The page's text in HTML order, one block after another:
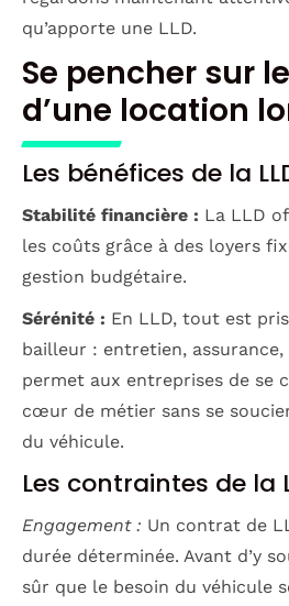
qu’apporte une LLD.
Se pencher sur
d’une location
Les bénéfices de la
Stabilité financière : La LLD
les coûts grâce à des loyers
gestion budgétaire.
Sérénité : En LLD, tout est
bailleur : entretien,
permet aux entreprises de se
cœur de métier sans se
du véhicule.
Les contraintes de la
Engagement : Un contrat de
durée déterminée. Avant d’y
sûr que le besoin du véhicule